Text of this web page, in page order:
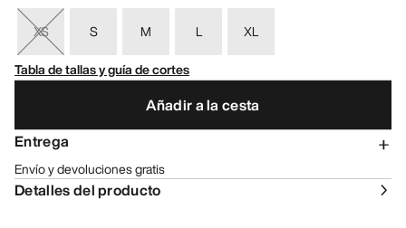
XS S M L
XL
Tabla de tallas y guía de cortes
Añadir a la cesta
Entrega
Envío y devoluciones gratis
Detalles del producto